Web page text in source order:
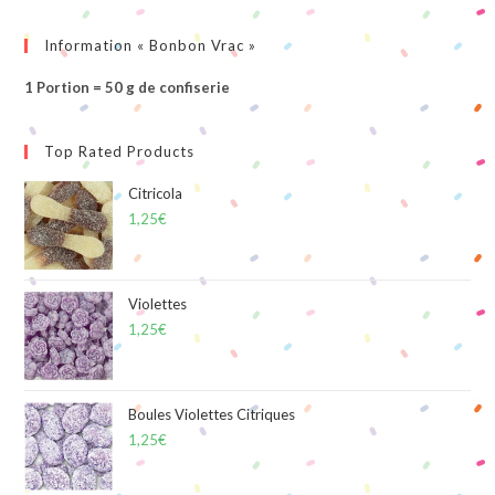
Information « Bonbon Vrac »
1 Portion = 50 g de confiserie
Top Rated Products
Citricola
1,25€
Violettes
1,25€
Boules Violettes Citriques
1,25€